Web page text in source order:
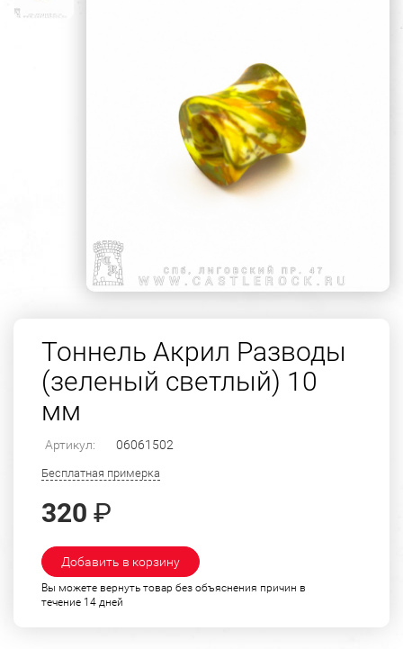
Тоннель Акрил Разводы
(зеленый светлый) 10
мм
Артикул: 06061502
Бесплатная примерка
320 ₽
Добавить в корзину
Вы можете вернуть товар без объяснения причин в
течение 14 дней